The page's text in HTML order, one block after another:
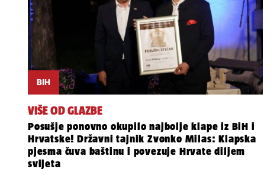
BIH
VIŠE OD GLAZBE
Posušje ponovno okupilo najbolje klape iz BiH i
Hrvatske! Državni tajnik Zvonko Milas: Klapska
pjesma čuva baštinu i povezuje Hrvate diljem
svijeta